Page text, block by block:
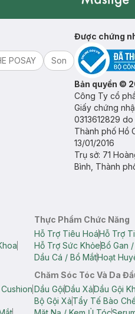
POSAY
Son
Được chứng
Bản quyền ©
Công Ty cổ
Giấy chứng
0313612829
Thành phố Hồ
13/01/2016
Trụ sở: 71
Bình, Thành
Thực Phẩm Chức Năng
Hỗ Trợ Tiêu HoáHỗ Trợ
Hỗ Trợ Sức KhỏeBổ Gan
Dầu Cá / Bổ MắtHoạt
Chăm Sóc Tóc Và Da
Dầu GộiDầu XảDầu Gội
Bộ Gội XảTẩy Tế Bào